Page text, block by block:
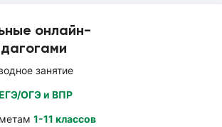
онлайн-
занятие
ОГЭ и ВПР
1-11 классов